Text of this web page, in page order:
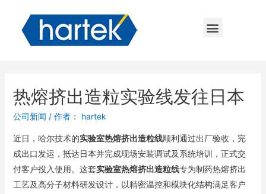
热熔挤出造粒实验线发往日本
公司新闻 / 作者： hartek
近日，哈尔技术的实验室热熔挤出造粒线顺利通过出厂验收，完
成出口发运，抵达日本并完成现场安装调试及系统培训，正式交
付客户投入使用。这套实验室热熔挤出造粒线专为制药热熔挤出
工艺及高分子材料研发设计，以精密温控和模块化结构满足客户